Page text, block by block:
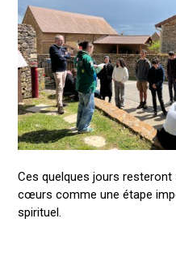
Ces quelques jours
cœurs comme une étape
spirituel.